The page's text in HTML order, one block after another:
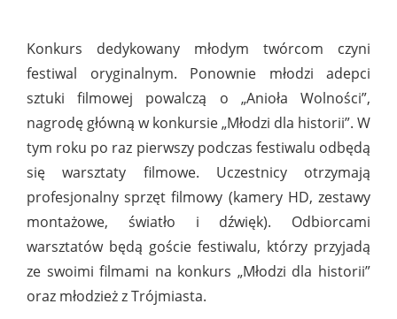
Konkurs dedykowany młodym twórcom czyni
festiwal oryginalnym. Ponownie młodzi adepci
sztuki filmowej powalczą o „Anioła Wolności”,
nagrodę główną w konkursie „Młodzi dla historii”. W
tym roku po raz pierwszy podczas festiwalu odbędą
się warsztaty filmowe. Uczestnicy otrzymają
profesjonalny sprzęt filmowy (kamery HD, zestawy
montażowe, światło i dźwięk). Odbiorcami
warsztatów będą goście festiwalu, którzy przyjadą
ze swoimi filmami na konkurs „Młodzi dla historii”
oraz młodzież z Trójmiasta.